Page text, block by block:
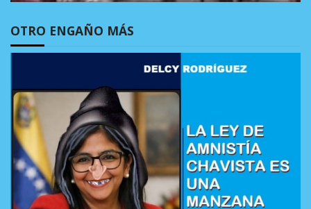
OTRO ENGAÑO MÁS